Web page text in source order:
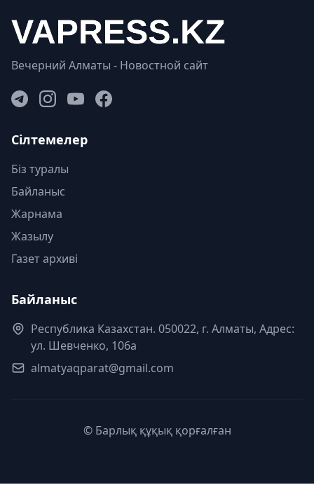
Вечерний Алматы - Новостной сайт
Сілтемелер
Біз туралы
Байланыс
Жарнама
Жазылу
Газет архиві
Байланыс
Республика Казахстан. 050022, г. Алматы, Адрес:
ул. Шевченко, 106а
almatyaqparat@gmail.com
© Барлық құқық қорғалған